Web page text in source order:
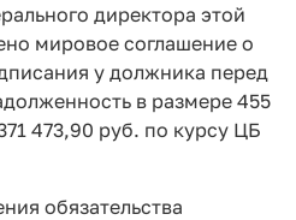
директора этой
мировое соглашение о
у должника перед
в размере 455
473,90 руб. по курсу ЦБ
обязательства